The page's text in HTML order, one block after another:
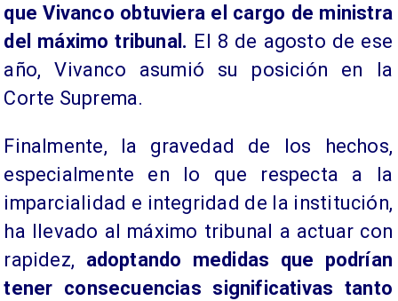
que Vivanco obtuviera el cargo de ministra
del máximo tribunal. El 8 de agosto de ese
año, Vivanco asumió su posición en la
Corte Suprema.
Finalmente, la gravedad de los hechos,
especialmente en lo que respecta a la
imparcialidad e integridad de la institución,
ha llevado al máximo tribunal a actuar con
rapidez, adoptando medidas que podrían
tener consecuencias significativas tanto